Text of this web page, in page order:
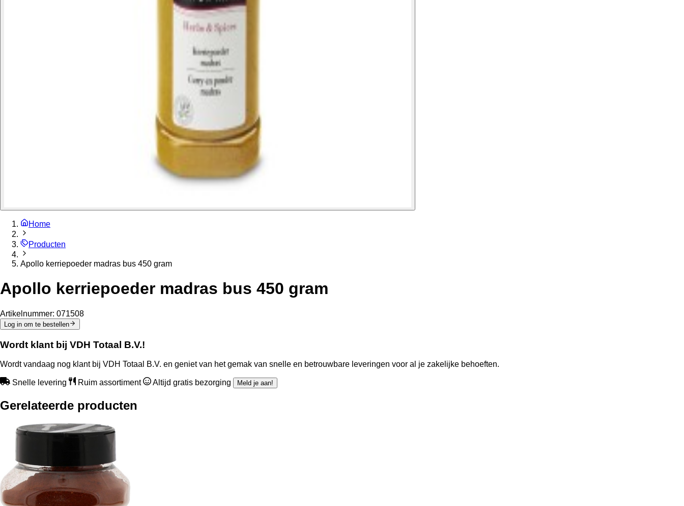
Home
Producten
Apollo kerriepoeder madras bus 450 gram
Apollo kerriepoeder madras bus 450 gram
Artikelnummer: 071508
Log in om te bestellen
Wordt klant bij VDH Totaal B.V.!
Wordt vandaag nog klant bij VDH Totaal B.V. en geniet van het gemak van snelle en betrouwbare leveringen voor al je zakelijke behoeften.
Snelle levering Ruim assortiment Altijd gratis bezorging Meld je aan!
Gerelateerde producten